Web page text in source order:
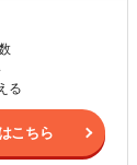
る
こちら